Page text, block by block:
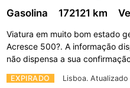
EXPIRADO Lisboa.
Gasolina 172121 km
Viatura em muito bom estado
Acresce 500?. A informação
não dispensa a sua